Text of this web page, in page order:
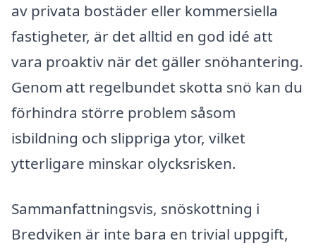
av privata bostäder eller kommersiella
fastigheter, är det alltid en god idé att
vara proaktiv när det gäller snöhantering.
Genom att regelbundet skotta snö kan du
förhindra större problem såsom
isbildning och slippriga ytor, vilket
ytterligare minskar olycksrisken.
Sammanfattningsvis, snöskottning i
Bredviken är inte bara en trivial uppgift,